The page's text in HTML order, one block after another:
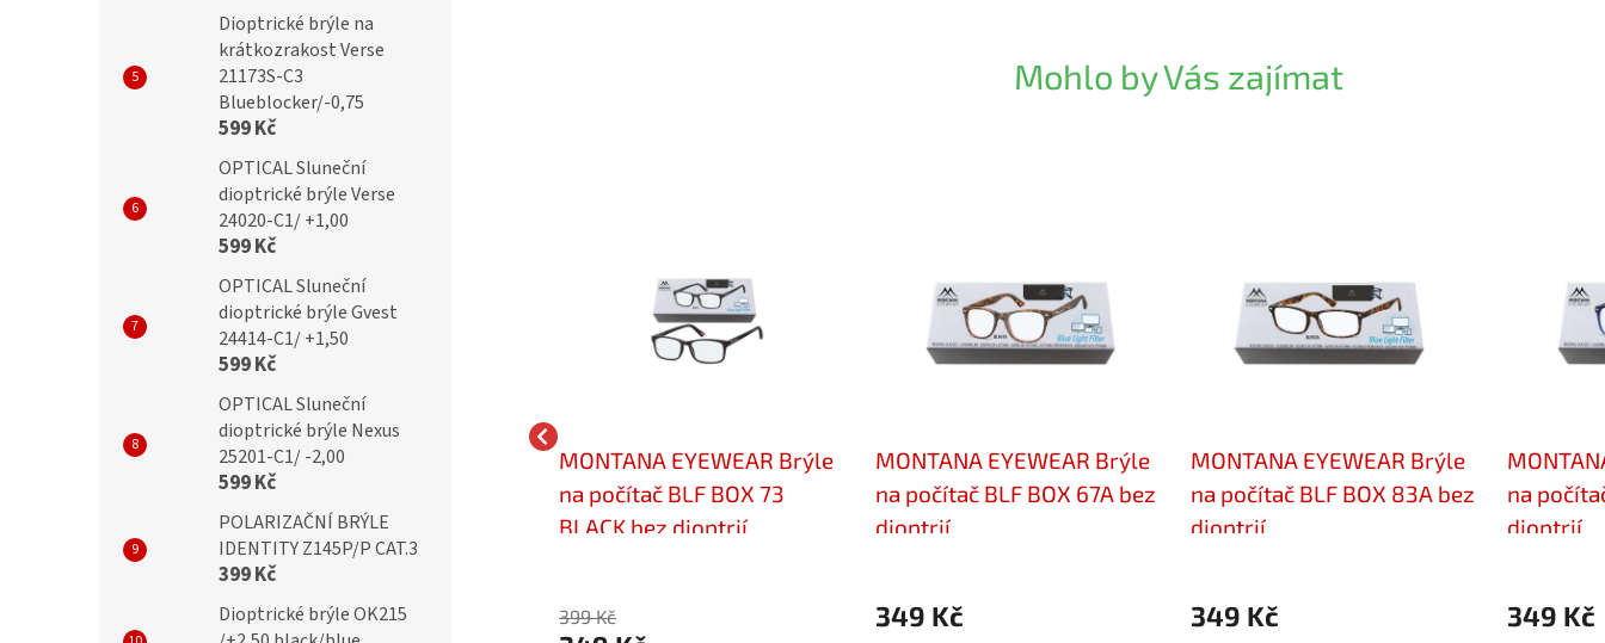
Dioptrické brýle na
krátkozrakost Verse
21173S-C3
Blueblocker/-0,75
599 Kč
OPTICAL Sluneční
dioptrické brýle Verse
24020-C1/ +1,00
599 Kč
OPTICAL Sluneční
dioptrické brýle Gvest
24414-C1/ +1,50
599 Kč
OPTICAL Sluneční
dioptrické brýle Nexus
25201-C1/ -2,00
599 Kč
POLARIZAČNÍ BRÝLE
IDENTITY Z145P/P CAT.3
399 Kč
Dioptrické brýle OK215
Mohlo by Vás zajímat
EYEWEAR Brýle
MONTANA EYEWEAR Brýle
na počítač BLF BOX 83B bez
dioptrií
349 Kč
MONTANA EYEWEAR Brýle
na počítač BLF BOX 73
BLACK bez dioptrií
399 Kč
MONTANA EYEWEAR Brýle
na počítač BLF BOX 67A bez
dioptrií
349 Kč
MONTANA EYEWEAR Brýle
na počítač BLF BOX 83A bez
dioptrií
349 Kč
na
dioptrií
349 Kč